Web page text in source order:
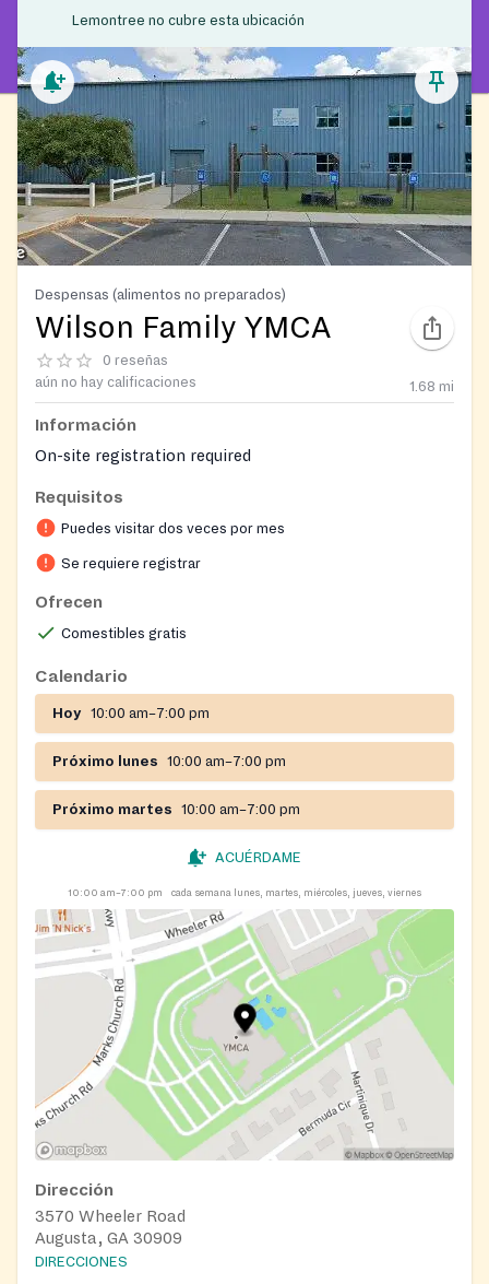
Lemontree no cubre esta ubicación
Despensas (alimentos no preparados)
Wilson Family YMCA
0 reseñas
aún no hay calificaciones
1.68 mi
Información
On-site registration required
Requisitos
Puedes visitar dos veces por mes
Se requiere registrar
Ofrecen
Comestibles gratis
Calendario
Hoy 10:00 am–7:00 pm
Próximo lunes 10:00 am–7:00 pm
Próximo martes 10:00 am–7:00 pm
ACUÉRDAME
10:00 am–7:00 pm cada semana lunes, martes, miércoles, jueves, viernes
Dirección
3570 Wheeler Road
Augusta, GA 30909
DIRECCIONES